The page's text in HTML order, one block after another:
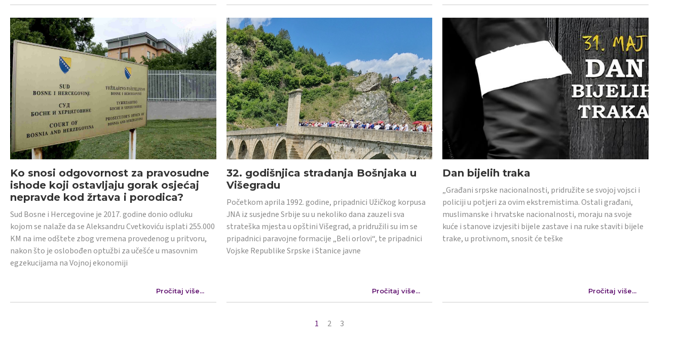
Ko snosi odgovornost za pravosudne
ishode koji ostavljaju gorak osjećaj
nepravde kod žrtava i porodica?
Sud Bosne i Hercegovine je 2017. godine donio odluku
kojom se nalaže da se Aleksandru Cvetkoviću isplati 255.000
KM na ime odštete zbog vremena provedenog u pritvoru,
nakon što je oslobođen optužbi za učešće u masovnim
egzekucijama na Vojnoj ekonomiji
Pročitaj više...
32. godišnjica stradanja Bošnjaka u
Višegradu
Početkom aprila 1992. godine, pripadnici Užičkog korpusa
JNA iz susjedne Srbije su u nekoliko dana zauzeli sva
strateška mjesta u opštini Višegrad, a pridružili su im se
pripadnici paravojne formacije „Beli orlovi“, te pripadnici
Vojske Republike Srpske i Stanice javne
Pročitaj više...
Dan bijelih traka
„Građani srpske nacionalnosti, pridružite se svojoj vojsci i
policiji u potjeri za ovim ekstremistima. Ostali građani,
muslimanske i hrvatske nacionalnosti, moraju na svoje
kuće i stanove izvjesiti bijele zastave i na ruke staviti bijele
trake, u protivnom, snosit će teške
Pročitaj više...
1 2 3